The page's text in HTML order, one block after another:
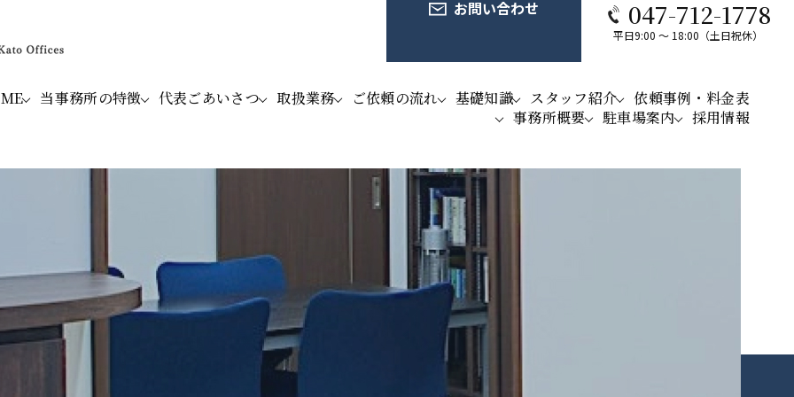
当事務所の特徴 代表ごあいさつ 取扱業務 ご依頼の流れ 基礎知識 スタッフ紹介
依頼事例・料金表
事務所概要
駐車場案内 採用情報
お問い合わせ 047-712-1778
平日9:00 ～ 18:00（土日祝休）